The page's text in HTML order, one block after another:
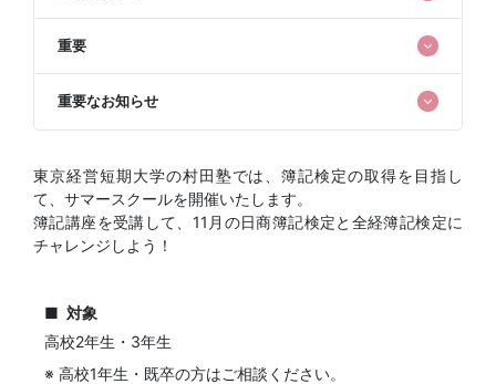
重要
重要なお知らせ
東京経営短期大学の村田塾では、簿記検定の取得を目指し
て、サマースクールを開催いたします。
簿記講座を受講して、11月の日商簿記検定と全経簿記検定に
チャレンジしよう！
対象
高校2年生・3年生
※ 高校1年生・既卒の方はご相談ください。